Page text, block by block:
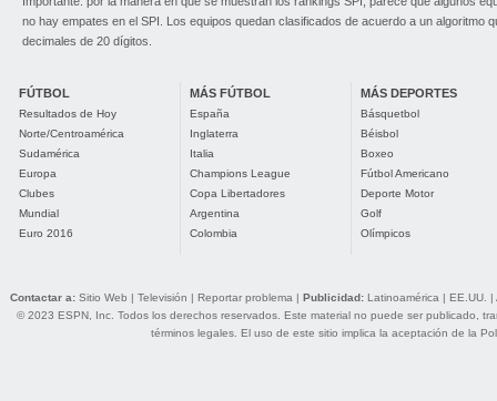
no hay empates en el SPI. Los equipos quedan clasificados de acuerdo a un algoritmo
decimales de 20 dígitos.
FÚTBOL
Resultados de Hoy
Norte/Centroamérica
Sudamérica
Europa
Clubes
Mundial
Euro 2016
MÁS FÚTBOL
España
Inglaterra
Italia
Champions League
Copa Libertadores
Argentina
Colombia
MÁS DEPORTES
Básquetbol
Béisbol
Boxeo
Fútbol Americano
Deporte Motor
Golf
Olímpicos
Contactar a: Sitio Web | Televisión | Reportar problema | Publicidad: Latinoamérica | EE.UU. |
© 2023 ESPN, Inc. Todos los derechos reservados. Este material no puede ser publicado,
términos legales. El uso de este sitio implica la aceptación de la